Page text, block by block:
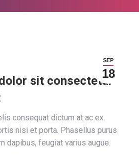
windowwindowwindow
SEP
18
sit consectetur
consequat dictum at ac ex.
nisi et porta. Phasellus purus
dapibus, feugiat varius augue.